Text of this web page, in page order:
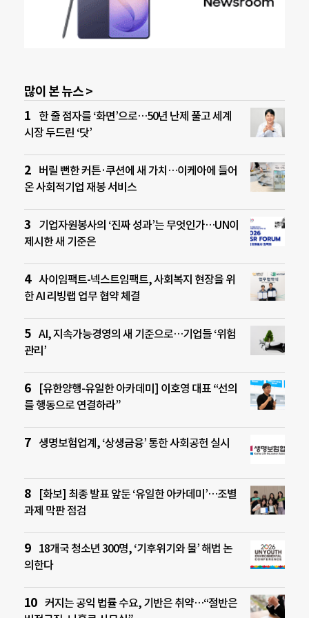
많이 본 뉴스 >
한 줄 점자를 ‘화면’으로…50년 난제 풀고 세계
시장 두드린 ‘닷’
버릴 뻔한 커튼·쿠션에 새 가치…이케아에 들어
온 사회적기업 재봉 서비스
기업자원봉사의 ‘진짜 성과’는 무엇인가…UN이
제시한 새 기준은
사이임팩트-넥스트임팩트, 사회복지 현장을 위
한 AI 리빙랩 업무 협약 체결
AI, 지속가능경영의 새 기준으로…기업들 ‘위험
관리’
[유한양행-유일한 아카데미] 이호영 대표 “선의
를 행동으로 연결하라”
생명보험업계, ‘상생금융’ 통한 사회공헌 실시
[화보] 최종 발표 앞둔 ‘유일한 아카데미’…조별
과제 막판 점검
18개국 청소년 300명, ‘기후위기와 물’ 해법 논
의한다
커지는 공익 법률 수요, 기반은 취약…“절반은